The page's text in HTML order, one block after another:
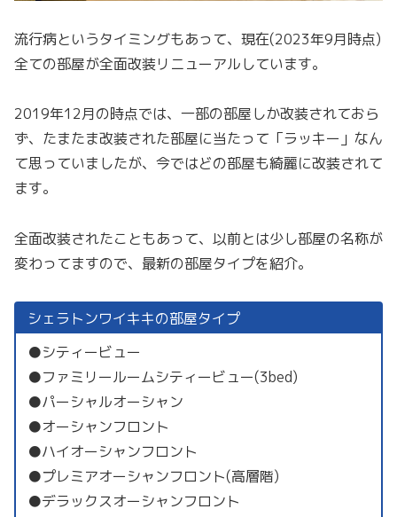
流行病というタイミングもあって、現在(2023年9月時点)
全ての部屋が全面改装リニューアルしています。
2019年12月の時点では、一部の部屋しか改装されておら
ず、たまたま改装された部屋に当たって「ラッキー」なん
て思っていましたが、今ではどの部屋も綺麗に改装されて
ます。
全面改装されたこともあって、以前とは少し部屋の名称が
変わってますので、最新の部屋タイプを紹介。
シェラトンワイキキの部屋タイプ
●シティービュー
●ファミリールームシティービュー(3bed)
●パーシャルオーシャン
●オーシャンフロント
●ハイオーシャンフロント
●プレミアオーシャンフロント(高層階)
●デラックスオーシャンフロント